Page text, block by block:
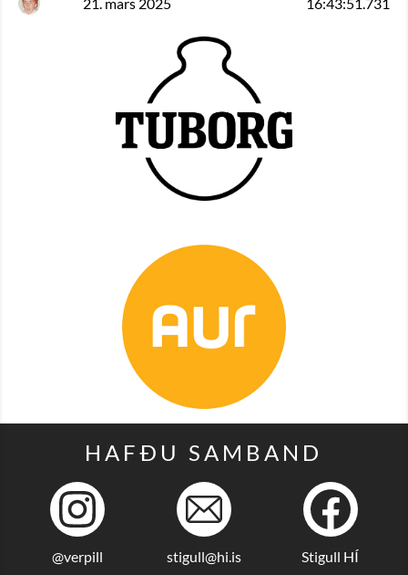
HAFÐU SAMBAND
@verpill stigull@hi.is Stigull HÍ